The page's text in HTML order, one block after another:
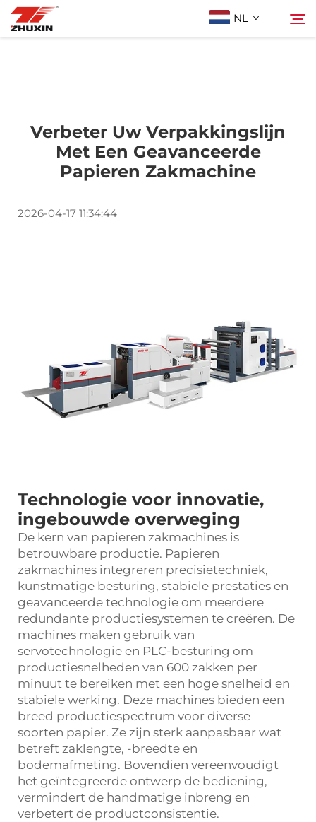
NL
Toepassingen
Nieuws
Verbeter Uw Verpakkingslijn
Met Een Geavanceerde
Papieren Zakmachine
2026-04-17 11:34:44
Technologie voor innovatie,
ingebouwde overweging
De kern van papieren zakmachines is
betrouwbare productie. Papieren
zakmachines integreren precisietechniek,
kunstmatige besturing, stabiele prestaties en
geavanceerde technologie om meerdere
redundante productiesystemen te creëren. De
machines maken gebruik van
servotechnologie en PLC-besturing om
productiesnelheden van 600 zakken per
minuut te bereiken met een hoge snelheid en
stabiele werking. Deze machines bieden een
breed productiespectrum voor diverse
soorten papier. Ze zijn sterk aanpasbaar wat
betreft zaklengte, -breedte en
bodemafmeting. Bovendien vereenvoudigt
het geïntegreerde ontwerp de bediening,
vermindert de handmatige inbreng en
verbetert de productconsistentie.